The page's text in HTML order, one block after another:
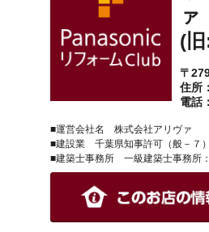
ァ
(
〒
住所
電話
■運営会社名 株式会社アリヴァ
■建設業 千葉県知事許可（般－７
■建築士事務所 一級建築士事務所